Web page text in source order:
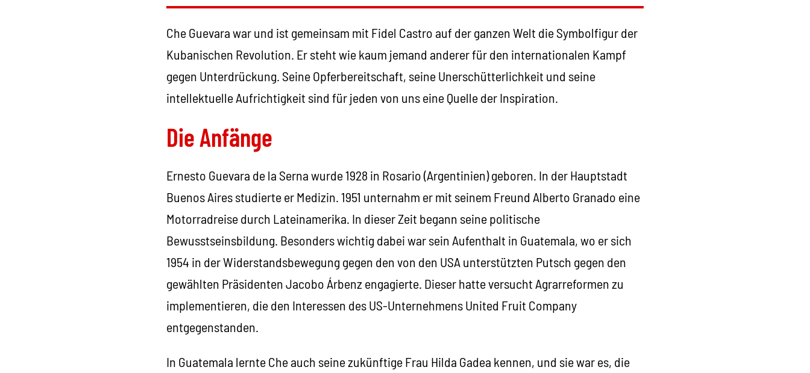
Che Guevara war und ist gemeinsam mit Fidel Castro auf der ganzen Welt die Symbolfigur der
Kubanischen Revolution. Er steht wie kaum jemand anderer für den internationalen Kampf
gegen Unterdrückung. Seine Opferbereitschaft, seine Unerschütterlichkeit und seine
intellektuelle Aufrichtigkeit sind für jeden von uns eine Quelle der Inspiration.
Die Anfänge
Ernesto Guevara de la Serna wurde 1928 in Rosario (Argentinien) geboren. In der Hauptstadt
Buenos Aires studierte er Medizin. 1951 unternahm er mit seinem Freund Alberto Granado eine
Motorradreise durch Lateinamerika. In dieser Zeit begann seine politische
Bewusstseinsbildung. Besonders wichtig dabei war sein Aufenthalt in Guatemala, wo er sich
1954 in der Widerstandsbewegung gegen den von den USA unterstützten Putsch gegen den
gewählten Präsidenten Jacobo Árbenz engagierte. Dieser hatte versucht Agrarreformen zu
implementieren, die den Interessen des US-Unternehmens United Fruit Company
entgegenstanden.
In Guatemala lernte Che auch seine zukünftige Frau Hilda Gadea kennen, und sie war es, die